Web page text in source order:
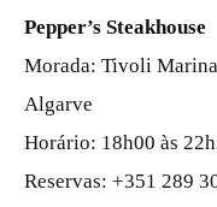
Pepper’s Steakhouse
Morada: Tivoli
Algarve
Horário: 18h00 às
Reservas: +351 289